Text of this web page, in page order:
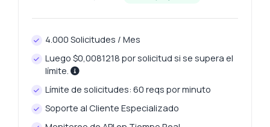
4.000 Solicitudes / Mes
Luego $0,0081218 por solicitud si se supera el
límite.
Límite de solicitudes: 60 reqs por minuto
Soporte al Cliente Especializado